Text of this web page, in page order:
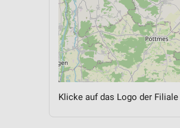
Klicke auf das Logo der